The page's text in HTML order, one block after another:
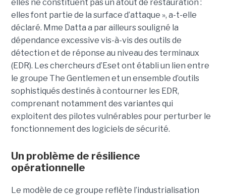
elles ne constituent pas un atout de restauration :
elles font partie de la surface d’attaque », a-t-elle
déclaré. Mme Datta a par ailleurs souligné la
dépendance excessive vis-à-vis des outils de
détection et de réponse au niveau des terminaux
(EDR). Les chercheurs d’Eset ont établi un lien entre
le groupe The Gentlemen et un ensemble d’outils
sophistiqués destinés à contourner les EDR,
comprenant notamment des variantes qui
exploitent des pilotes vulnérables pour perturber le
fonctionnement des logiciels de sécurité.
Un problème de résilience
opérationnelle
Le modèle de ce groupe reflète l’industrialisation